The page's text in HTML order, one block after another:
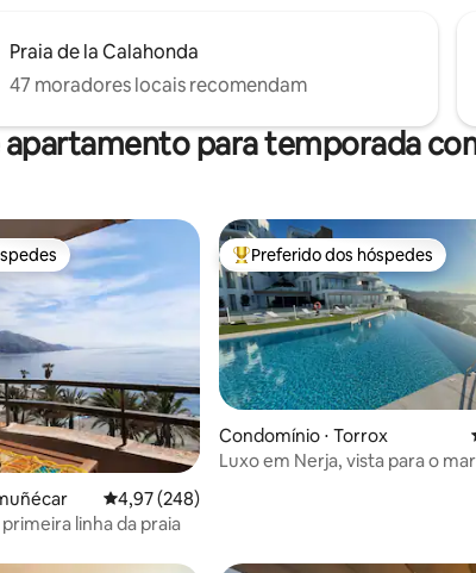
Praia de la Calahonda
47 moradores locais recomendam
para temporada
5, 45 avaliações
4,97 de uma avaliação média de 5, 248
4,97 (248)
linha da praia
Entre os melhores preferidos
Preferido dos hóspedes
Condomínio ⋅ Torrox
Luxo em Nerja, vista para o